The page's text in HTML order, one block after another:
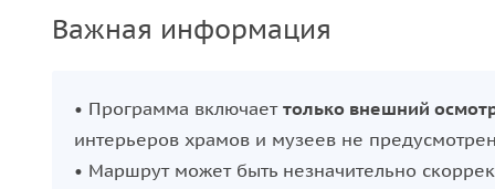
Важная информация
• Программа включает только внешний
интерьеров храмов и музеев не
• Маршрут может быть незначительно